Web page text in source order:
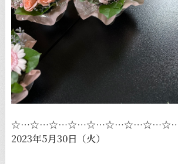
2023年5月30日（火）